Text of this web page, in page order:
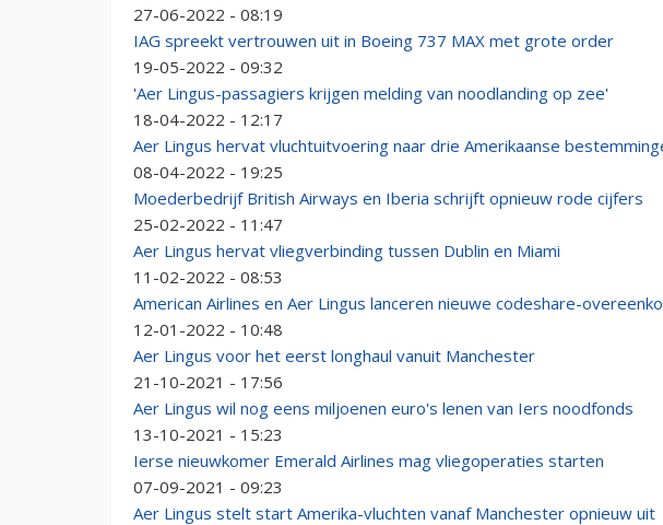
27-06-2022 - 08:19
IAG spreekt vertrouwen uit in Boeing 737 MAX met grote order
19-05-2022 - 09:32
'Aer Lingus-passagiers krijgen melding van noodlanding op zee'
18-04-2022 - 12:17
Aer Lingus hervat vluchtuitvoering naar drie Amerikaanse
08-04-2022 - 19:25
Moederbedrijf British Airways en Iberia schrijft opnieuw rode cijfers
25-02-2022 - 11:47
Aer Lingus hervat vliegverbinding tussen Dublin en Miami
11-02-2022 - 08:53
American Airlines en Aer Lingus lanceren nieuwe codeshare-
12-01-2022 - 10:48
Aer Lingus voor het eerst longhaul vanuit Manchester
21-10-2021 - 17:56
Aer Lingus wil nog eens miljoenen euro's lenen van Iers noodfonds
13-10-2021 - 15:23
Ierse nieuwkomer Emerald Airlines mag vliegoperaties starten
07-09-2021 - 09:23
Aer Lingus stelt start Amerika-vluchten vanaf Manchester opnieuw uit